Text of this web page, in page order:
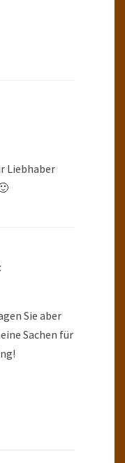
Liebhaber
Sie aber
Sachen für